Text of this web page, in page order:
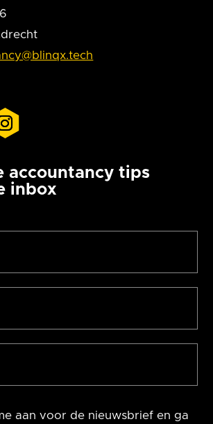
accountancy tips
inbox
aan voor de nieuwsbrief en ga